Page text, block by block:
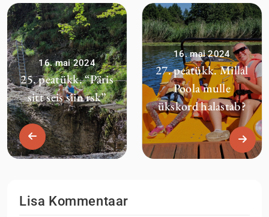
16. mai 2024
25. peatükk. “Päris
sitt seis siin rsk”
16. mai 2024
27. peatükk. Millal
Poola mulle
ükskord halastab?
Lisa Kommentaar